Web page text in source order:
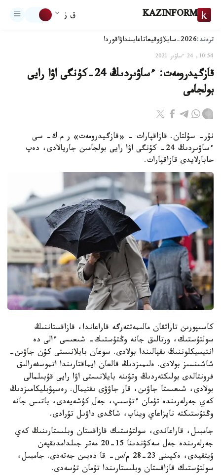
KAZINFORM ق ز
ترەند:2026-سايلاۋ وقيعاتاعايىنداۋاقوردا
10:54, 24 ءساۋىر 2021
قازگيدرومەت: ءساۋىردىڭ 24-كۇنگى اۋا رايى
بولجامى
نۇر- سۇلتان. قازاقپارات - «قازگيدرومەت» ر م ك- سى
ءساۋىردىڭ 24- كۇنگى اۋا رايى بولجامىن جاريالادى، دەپ
حابارلايدى قازاقپارات.
كاسىپورىن تاراتقان مالىمەتتەرگە قاراعاندا، قازاقستاننىڭ
سولتۇستىك، ورتالىق جانە وڭتۇستىك- شىعىسى ءالى دە
انتيسيكلوننىڭ ىقپالىندا بولادى. سوعان بايلانىستى كۇن جاۋىن-
شاشىنسىز بولادى. ەلىمىزدىڭ قالعان ايماقتارىندا اتموسفەرالىق
فرونتالدى بولىكتەردىڭ وتۋىنە بايلانىستى اۋا رايى قۇبىلمالى
بولادى، شىعىستا جاۋىن، قار جاۋۋى ىقتيمال. رەسپۋبليكامىزدىڭ
كەي جەرلەرىندە تۇمان ءتۇسىپ، جەل كۇشەيەدى، باتىس جانە
وڭتۇستىكتە نايزاعاي ويناپ، شاڭدى داۋىل تۇرادى.
جامبىل، قاراعاندى، سولتۇستىك قازاقستان وبلىستارىنىڭ كەي
جەرلەرىندە جەل سەكۋندىنا 15-20 مەتر جىلدامدىقپەن
ۇيتقيدى، ەكپىنى 23-28 م/س- قا دەيىن جەتەدى. جامبىل،
سولتۇستىك قازاقستان وبلىستارىندا تۇمان تۇسەدى.